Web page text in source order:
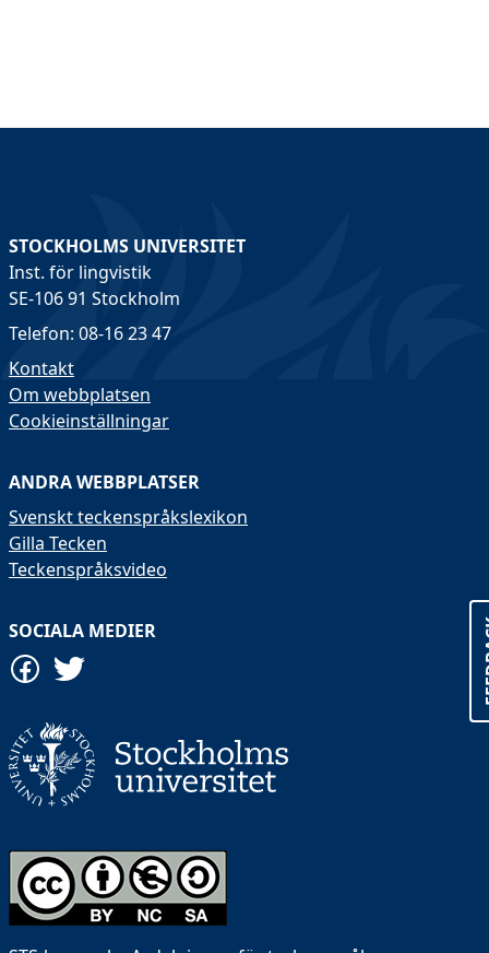
STOCKHOLMS UNIVERSITET
Inst. för lingvistik
SE-106 91 Stockholm
Telefon: 08-16 23 47
Kontakt
Om webbplatsen
Cookieinställningar
ANDRA WEBBPLATSER
Svenskt teckenspråkslexikon
Gilla Tecken
Teckenspråksvideo
SOCIALA MEDIER